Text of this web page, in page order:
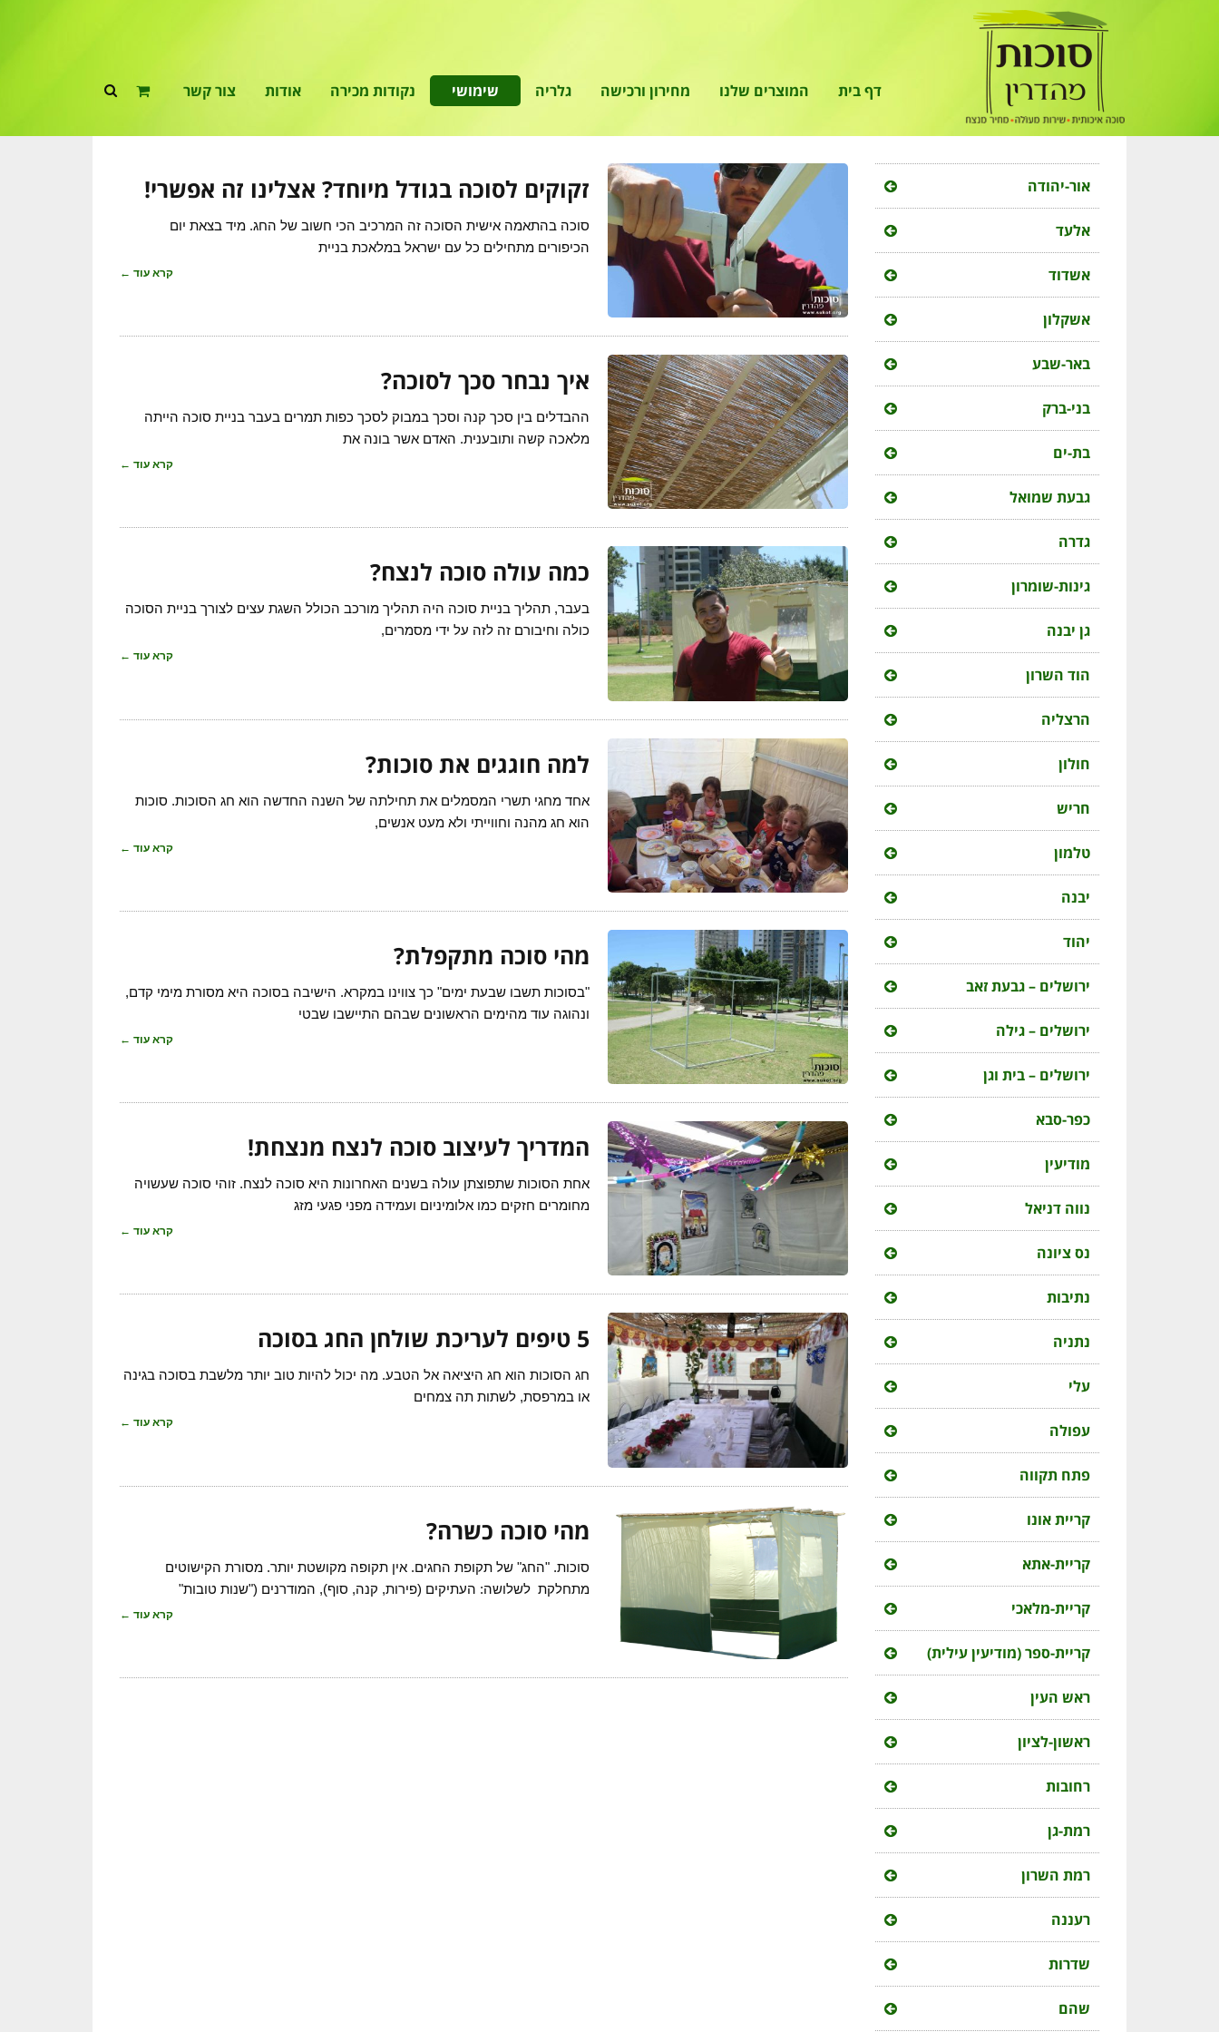
דף בית המוצרים שלנו מחירון ורכישה גלריה שימושי נקודות מכירה אודות צור קשר
זקוקים לסוכה בגודל מיוחד? אצלינו זה אפשרי!
סוכה בהתאמה אישית הסוכה זה המרכיב הכי חשוב של החג. מיד בצאת יום
הכיפורים מתחילים כל עם ישראל במלאכת בניית
קרא עוד ←
איך נבחר סכך לסוכה?
ההבדלים בין סכך קנה וסכך במבוק לסכך כפות תמרים בעבר בניית סוכה הייתה
מלאכה קשה ותובענית. האדם אשר בונה את
קרא עוד ←
כמה עולה סוכה לנצח?
בעבר, תהליך בניית סוכה היה תהליך מורכב הכולל השגת עצים לצורך בניית הסוכה
כולה וחיבורם זה לזה על ידי מסמרים,
קרא עוד ←
למה חוגגים את סוכות?
אחד מחגי תשרי המסמלים את תחילתה של השנה החדשה הוא חג הסוכות. סוכות
הוא חג מהנה וחווייתי ולא מעט אנשים,
קרא עוד ←
מהי סוכה מתקפלת?
"בסוכות תשבו שבעת ימים" כך צווינו במקרא. הישיבה בסוכה היא מסורת מימי קדם,
ונהוגה עוד מהימים הראשונים שבהם התיישבו שבטי
קרא עוד ←
המדריך לעיצוב סוכה לנצח מנצחת!
אחת הסוכות שתפוצתן עולה בשנים האחרונות היא סוכה לנצח. זוהי סוכה שעשויה
מחומרים חזקים כמו אלומיניום ועמידה מפני פגעי מזג
קרא עוד ←
5 טיפים לעריכת שולחן החג בסוכה
חג הסוכות הוא חג היציאה אל הטבע. מה יכול להיות טוב יותר מלשבת בסוכה בגינה
או במרפסת, לשתות תה צמחים
קרא עוד ←
מהי סוכה כשרה?
סוכות. "החג" של תקופת החגים. אין תקופה מקושטת יותר. מסורת הקישוטים
מתחלקת לשלושה: העתיקים (פירות, קנה, סוף), המודרנים ("שנות טובות"
קרא עוד ←
אור-יהודה
אלעד
אשדוד
אשקלון
באר-שבע
בני-ברק
בת-ים
גבעת שמואל
גדרה
גינות-שומרון
גן יבנה
הוד השרון
הרצליה
חולון
חריש
טלמון
יבנה
יהוד
ירושלים – גבעת זאב
ירושלים – גילה
ירושלים – בית וגן
כפר-סבא
מודיעין
נווה דניאל
נס ציונה
נתיבות
נתניה
עלי
עפולה
פתח תקווה
קריית אונו
קריית-אתא
קריית-מלאכי
קריית-ספר (מודיעין עילית)
ראש העין
ראשון-לציון
רחובות
רמת-גן
רמת השרון
רעננה
שדרות
שהם